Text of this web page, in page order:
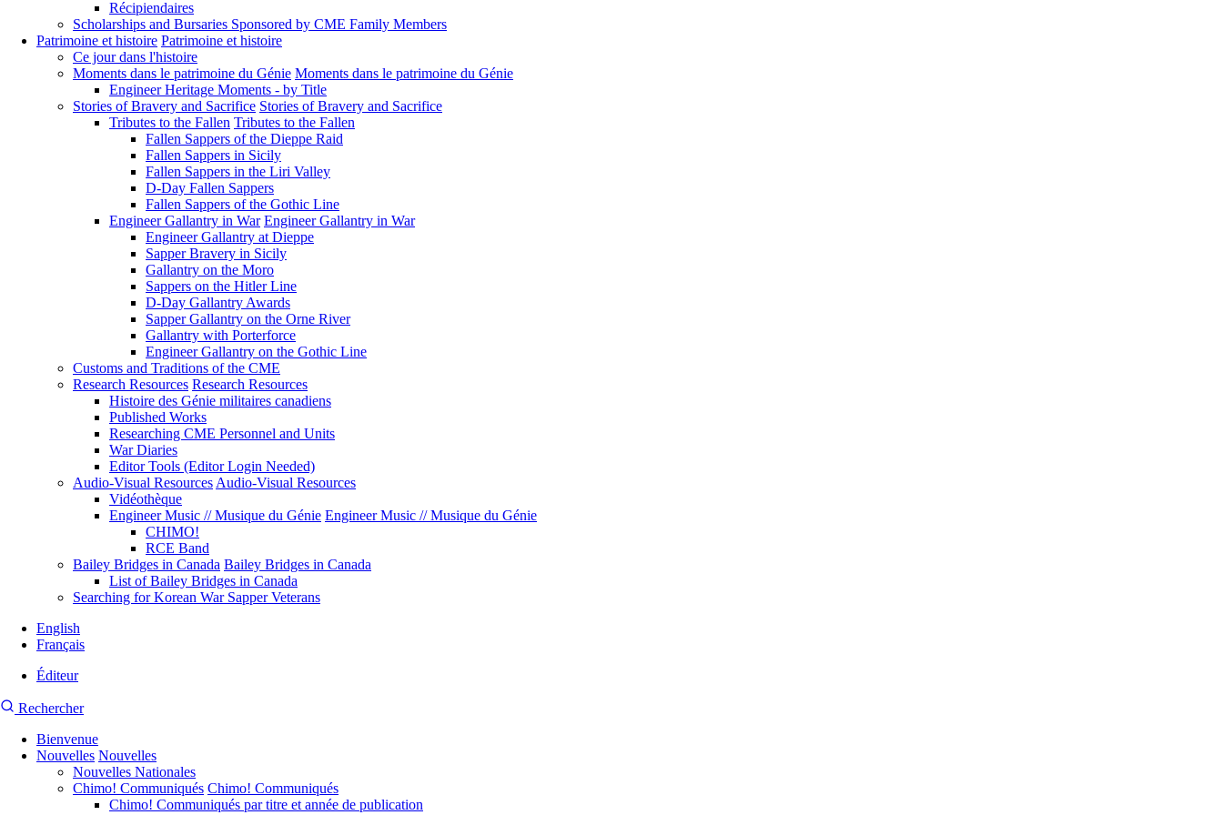
Récipiendaires
Scholarships and Bursaries Sponsored by CME Family Members
Patrimoine et histoire Patrimoine et histoire
Ce jour dans l'histoire
Moments dans le patrimoine du Génie Moments dans le patrimoine du Génie
Engineer Heritage Moments - by Title
Stories of Bravery and Sacrifice Stories of Bravery and Sacrifice
Tributes to the Fallen Tributes to the Fallen
Fallen Sappers of the Dieppe Raid
Fallen Sappers in Sicily
Fallen Sappers in the Liri Valley
D-Day Fallen Sappers
Fallen Sappers of the Gothic Line
Engineer Gallantry in War Engineer Gallantry in War
Engineer Gallantry at Dieppe
Sapper Bravery in Sicily
Gallantry on the Moro
Sappers on the Hitler Line
D-Day Gallantry Awards
Sapper Gallantry on the Orne River
Gallantry with Porterforce
Engineer Gallantry on the Gothic Line
Customs and Traditions of the CME
Research Resources Research Resources
Histoire des Génie militaires canadiens
Published Works
Researching CME Personnel and Units
War Diaries
Editor Tools (Editor Login Needed)
Audio-Visual Resources Audio-Visual Resources
Vidéothèque
Engineer Music // Musique du Génie Engineer Music // Musique du Génie
CHIMO!
RCE Band
Bailey Bridges in Canada Bailey Bridges in Canada
List of Bailey Bridges in Canada
Searching for Korean War Sapper Veterans
English
Français
du
l'utilisateur
Éditeur
RechercherRecherche
site
CMEA
Navigation
Bienvenue
Nouvelles Nouvelles
Nouvelles Nationales
Chimo! Communiqués Chimo! Communiqués
Chimo! Communiqués par titre et année de publication